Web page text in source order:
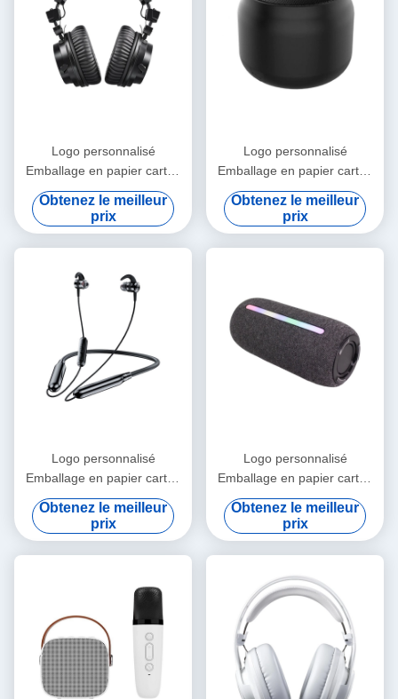
correctly. The manual adjustment is smooth, and
finding that sweet spot makes all the difference.
No more eye strain during long sessions. Highly
recommend taking the time to set it up
makes all the difference. No more eye strain
Logo personnalisé
Emballage en papier carton
pliable en or blanc / noir /
rose Luxe boîte cadeau
magnétique avec fermeture
à ruban
Obtenez le meilleur
prix
Logo personnalisé
Emballage en papier carton
pliable en or blanc / noir /
rose Luxe boîte cadeau
magnétique avec fermeture
à ruban
Obtenez le meilleur
prix
Logo personnalisé
Emballage en papier carton
pliable en or blanc / noir /
rose Luxe boîte cadeau
magnétique avec fermeture
à ruban
Obtenez le meilleur
prix
Logo personnalisé
Emballage en papier carton
pliable en or blanc / noir /
rose Luxe boîte cadeau
magnétique avec fermeture
à ruban
Obtenez le meilleur
prix